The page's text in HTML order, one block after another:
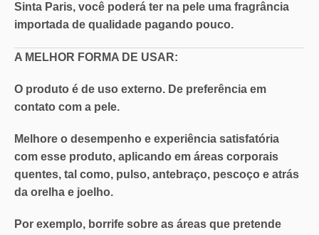
Sinta Paris, você poderá ter na pele uma fragrância
importada de qualidade pagando pouco.
A MELHOR FORMA DE USAR:
O produto é de uso externo. De preferência em
contato com a pele.
Melhore o desempenho e experiência satisfatória
com esse produto, aplicando em áreas corporais
quentes, tal como, pulso, antebraço, pescoço e atrás
da orelha e joelho.
Por exemplo, borrife sobre as áreas que pretende